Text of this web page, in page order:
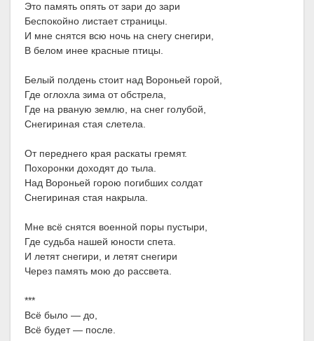
Это память опять от зари до зари
Беспокойно листает страницы.
И мне снятся всю ночь на снегу снегири,
В белом инее красные птицы.
Белый полдень стоит над Вороньей горой,
Где оглохла зима от обстрела,
Где на рваную землю, на снег голубой,
Снегириная стая слетела.
От переднего края раскаты гремят.
Похоронки доходят до тыла.
Над Вороньей горою погибших солдат
Снегириная стая накрыла.
Мне всё снятся военной поры пустыри,
Где судьба нашей юности спета.
И летят снегири, и летят снегири
Через память мою до рассвета.
***
Всё было — до,
Всё будет — после.